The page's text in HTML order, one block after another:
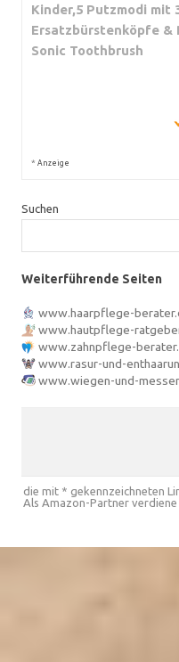
Kinder,5 Putzmodi
Ersatzbürstenköpfe &
Sonic Toothbrush
* Anzeige
Suchen
Weiterführende Seiten
www.haarpflege-
www.hautpflege-
www.zahnpflege-
www.rasur-und-
www.wiegen-und-
die mit * gekennzeichneten
Als Amazon-Partner